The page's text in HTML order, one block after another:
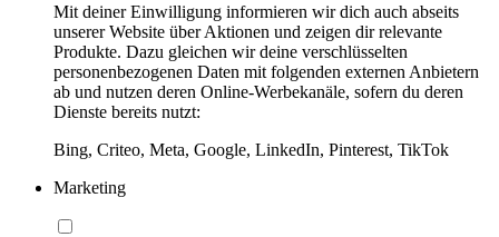
Mit deiner Einwilligung informieren wir dich auch abseits
unserer Website über Aktionen und zeigen dir relevante
Produkte. Dazu gleichen wir deine verschlüsselten
personenbezogenen Daten mit folgenden externen Anbietern
ab und nutzen deren Online-Werbekanäle, sofern du deren
Dienste bereits nutzt:
Bing, Criteo, Meta, Google, LinkedIn, Pinterest, TikTok
Marketing